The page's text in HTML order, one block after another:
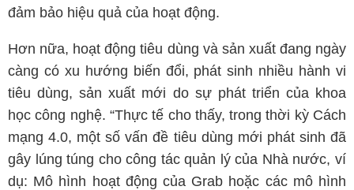
đảm bảo hiệu quả của hoạt động.
Hơn nữa, hoạt động tiêu dùng và sản xuất đang ngày
càng có xu hướng biến đổi, phát sinh nhiều hành vi
tiêu dùng, sản xuất mới do sự phát triển của khoa
học công nghệ. “Thực tế cho thấy, trong thời kỳ Cách
mạng 4.0, một số vấn đề tiêu dùng mới phát sinh đã
gây lúng túng cho công tác quản lý của Nhà nước, ví
dụ: Mô hình hoạt động của Grab hoặc các mô hình